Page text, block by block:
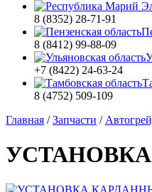
8 (8352) 28-71-91
8 (8412) 99-88-09
+7 (8422) 24-63-24
8 (4752) 509-109
Главная /Запчасти /
УСТАНОВКА